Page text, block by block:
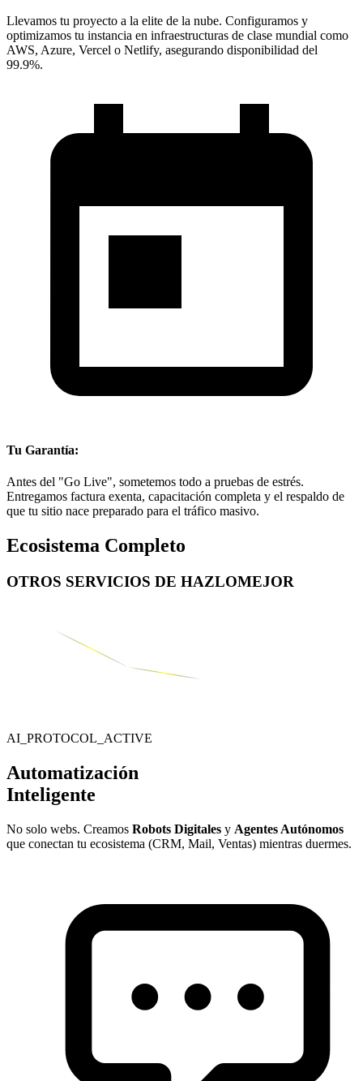
Llevamos tu proyecto a la elite de la nube. Configuramos y
optimizamos tu instancia en infraestructuras de clase mundial como
AWS, Azure, Vercel o Netlify, asegurando disponibilidad del
99.9%.
Tu Garantía:
Antes del "Go Live", sometemos todo a pruebas de estrés.
Entregamos factura exenta, capacitación completa y el respaldo de
que tu sitio nace preparado para el tráfico masivo.
Ecosistema Completo
OTROS SERVICIOS DE HAZLOMEJOR
AI_PROTOCOL_ACTIVE
Automatización
Inteligente
No solo webs. Creamos Robots Digitales y Agentes Autónomos
que conectan tu ecosistema (CRM, Mail, Ventas) mientras duermes.